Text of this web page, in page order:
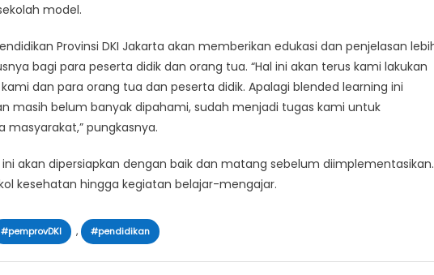
model.
Provinsi DKI Jakarta akan memberikan edukasi dan penjelasan
bagi para peserta didik dan orang tua. “Hal ini akan terus kami lakukan
dan para orang tua dan peserta didik. Apalagi blended learning ini
masih belum banyak dipahami, sudah menjadi tugas kami untuk
pungkasnya.
akan dipersiapkan dengan baik dan matang sebelum diimplementasikan.
kesehatan hingga kegiatan belajar-mengajar.
#pemprovDKI , #pendidikan